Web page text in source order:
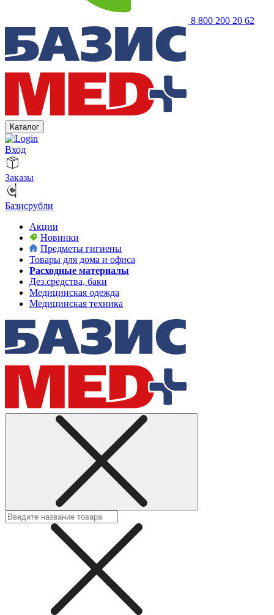
8 800 200 20 62
Каталог
Вход
Заказы
Базисрубли
Акции
Новинки
Предметы гигиены
Товары для дома и офиса
Расходные материалы
Дез.средства, баки
Медицинская одежда
Медицинская техника